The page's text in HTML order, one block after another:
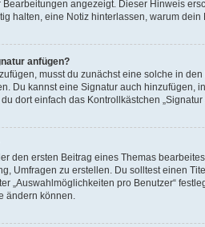
angezeigt. Dieser Hinweis
halten, eine Notiz hinterlassen, warum
anfügen?
musst du zunächst eine solche in
Du kannst eine Signatur auch
dort einfach das Kontrollkästchen
den ersten Beitrag eines Themas
Umfragen zu erstellen. Du solltest einen
„Auswahlmöglichkeiten pro Benutzer“
ändern können.